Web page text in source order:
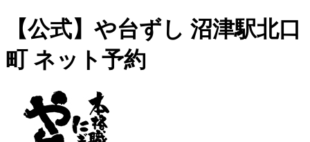
【公式】や台ずし 沼津駅北口
町 ネット予約